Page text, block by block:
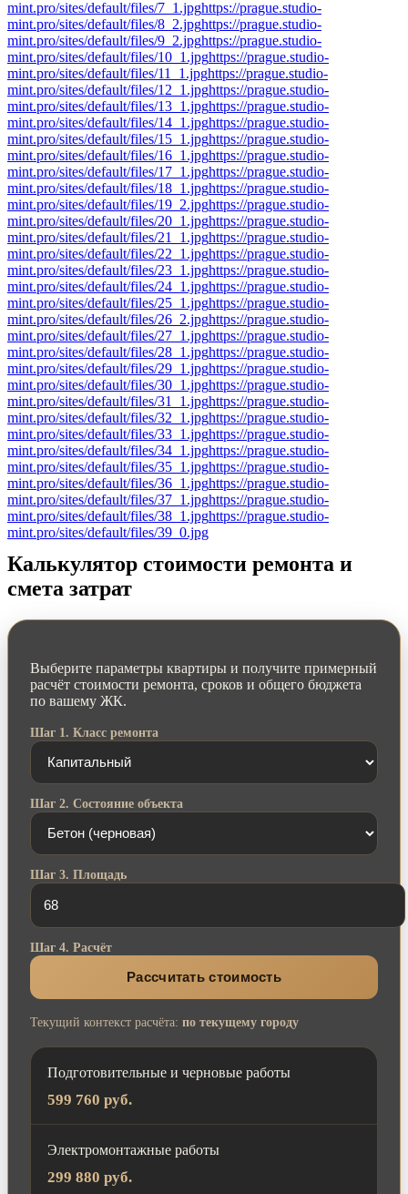
mint.pro/sites/default/files/7_1.jpghttps://prague.studio-
mint.pro/sites/default/files/8_2.jpghttps://prague.studio-
mint.pro/sites/default/files/9_2.jpghttps://prague.studio-
mint.pro/sites/default/files/10_1.jpghttps://prague.studio-
mint.pro/sites/default/files/11_1.jpghttps://prague.studio-
mint.pro/sites/default/files/12_1.jpghttps://prague.studio-
mint.pro/sites/default/files/13_1.jpghttps://prague.studio-
mint.pro/sites/default/files/14_1.jpghttps://prague.studio-
mint.pro/sites/default/files/15_1.jpghttps://prague.studio-
mint.pro/sites/default/files/16_1.jpghttps://prague.studio-
mint.pro/sites/default/files/17_1.jpghttps://prague.studio-
mint.pro/sites/default/files/18_1.jpghttps://prague.studio-
mint.pro/sites/default/files/19_2.jpghttps://prague.studio-
mint.pro/sites/default/files/20_1.jpghttps://prague.studio-
mint.pro/sites/default/files/21_1.jpghttps://prague.studio-
mint.pro/sites/default/files/22_1.jpghttps://prague.studio-
mint.pro/sites/default/files/23_1.jpghttps://prague.studio-
mint.pro/sites/default/files/24_1.jpghttps://prague.studio-
mint.pro/sites/default/files/25_1.jpghttps://prague.studio-
mint.pro/sites/default/files/26_2.jpghttps://prague.studio-
mint.pro/sites/default/files/27_1.jpghttps://prague.studio-
mint.pro/sites/default/files/28_1.jpghttps://prague.studio-
mint.pro/sites/default/files/29_1.jpghttps://prague.studio-
mint.pro/sites/default/files/30_1.jpghttps://prague.studio-
mint.pro/sites/default/files/31_1.jpghttps://prague.studio-
mint.pro/sites/default/files/32_1.jpghttps://prague.studio-
mint.pro/sites/default/files/33_1.jpghttps://prague.studio-
mint.pro/sites/default/files/34_1.jpghttps://prague.studio-
mint.pro/sites/default/files/35_1.jpghttps://prague.studio-
mint.pro/sites/default/files/36_1.jpghttps://prague.studio-
mint.pro/sites/default/files/37_1.jpghttps://prague.studio-
mint.pro/sites/default/files/38_1.jpghttps://prague.studio-
mint.pro/sites/default/files/39_0.jpg
Калькулятор стоимости ремонта и
смета затрат
Выберите параметры квартиры и получите примерный
расчёт стоимости ремонта, сроков и общего бюджета
по вашему ЖК.
Шаг 1. Класс ремонта
Шаг 2. Состояние объекта
Шаг 3. Площадь
Шаг 4. Расчёт
Рассчитать стоимость
Текущий контекст расчёта: по текущему городу
Подготовительные и черновые работы
599 760 руб.
Электромонтажные работы
299 880 руб.